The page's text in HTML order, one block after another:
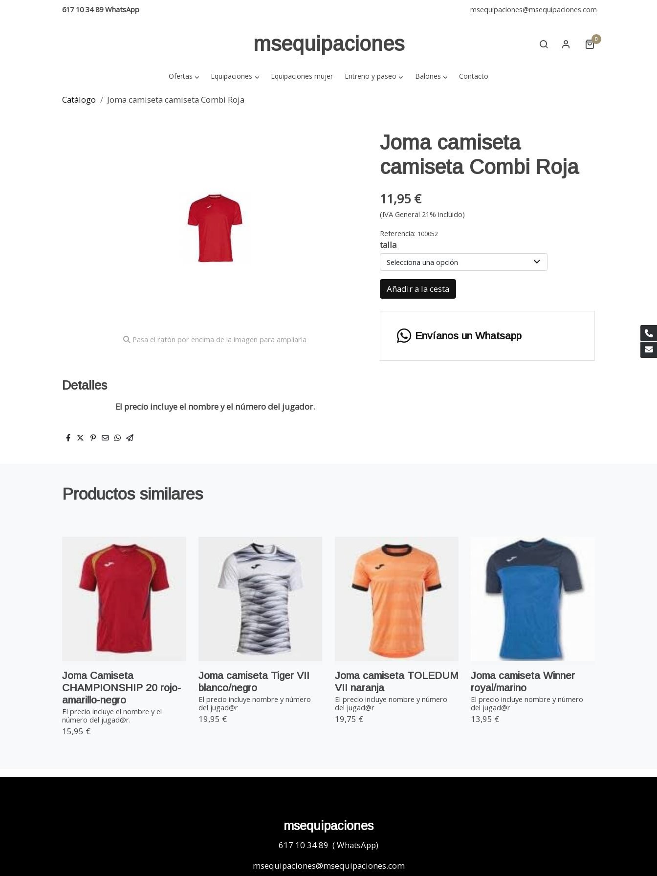
617 10 34 89 WhatsApp msequipaciones@msequipaciones.com
msequipaciones 0
Ofertas Equipaciones Equipaciones mujer Entreno y paseo Balones Contacto
Catálogo Joma camiseta camiseta Combi Roja
Pasa el ratón por encima de la imagen para ampliarla
Detalles
El precio incluye el nombre y el número del jugador.
Joma camiseta
camiseta Combi Roja
11,95 €
(IVA General 21% incluido)
Referencia: 100052
talla
Selecciona una opción
Añadir a la cesta
Envíanos un Whatsapp
Productos similares
Joma Camiseta
CHAMPIONSHIP 20 rojo-
amarillo-negro
El precio incluye el nombre y el
número del jugad@r.
15,95 €
Joma camiseta Tiger VII
blanco/negro
El precio incluye nombre y número
del jugad@r
19,95 €
Joma camiseta TOLEDUM
VII naranja
El precio incluye nombre y número
del jugad@r
19,75 €
Joma camiseta Winner
royal/marino
El precio incluye nombre y número
del jugad@r
13,95 €
msequipaciones
617 10 34 89 ( WhatsApp)
msequipaciones@msequipaciones.com